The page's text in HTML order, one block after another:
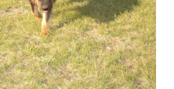
admin Blog